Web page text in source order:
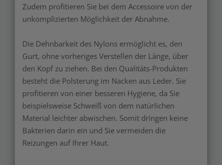
Zudem profitieren Sie bei dem Accessoire von der
unkomplizierten Möglichkeit der Abnahme.
Die Dehnbarkeit des Nylons ermöglicht es, den
Gurt, ohne vorheriges Verstellen der Länge, über
den Kopf zu ziehen. Bei den Qualitäts-Produkten
besteht die Polsterung im Nacken aus Leder. Sie
profitieren von einer besseren Hygiene, da Sie
beispielsweise Schweiß von dem natürlichen
Material leichter abwischen. Somit dringen keine
Bakterien darin ein und Sie vermeiden die
Reizungen auf Ihrer Haut.